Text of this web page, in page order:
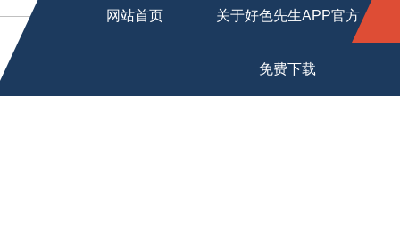
网站首页 关于好色先生APP官方
免费下载